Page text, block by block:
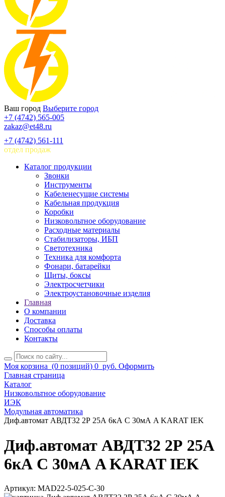
Ваш город Выберите город
+7 (4742) 565-005
zakaz@et48.ru
+7 (4742) 561-111
отдел продаж
Каталог продукции
Звонки
Инструменты
Кабеленесущие системы
Кабельная продукция
Коробки
Низковольтное оборудование
Расходные материалы
Стабилизаторы, ИБП
Светотехника
Техника для комфорта
Фонари, батарейки
Щиты, боксы
Электросчетчики
Электроустановочные изделия
Главная
О компании
Доставка
Способы оплаты
Контакты
Моя корзина (0 позиций) 0 руб. Оформить
Главная страница
Каталог
Низковольтное оборудование
ИЭК
Модульная автоматика
Диф.автомат АВДТ32 2Р 25А 6кА С 30мА A KARAT IEK
Диф.автомат АВДТ32 2Р 25А
6кА С 30мА A KARAT IEK
Артикул: MAD22-5-025-C-30